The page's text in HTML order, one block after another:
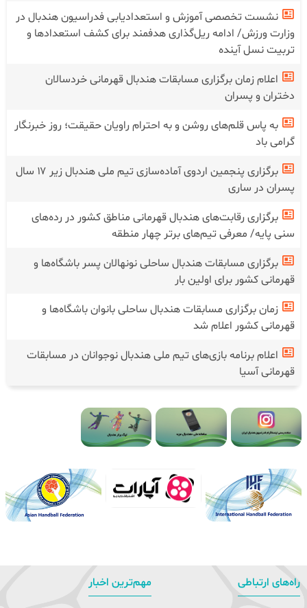
نشست تخصصی آموزش و استعدادیابی فدراسیون هندبال در
وزارت ورزش/ ادامه ریل‌گذاری هدفمند برای کشف استعدادها و
تربیت نسل آینده
اعلام زمان برگزاری مسابقات هندبال قهرمانی خردسالان
دختران و پسران
به پاس قلم‌های روشن و به احترام راویان حقیقت؛ روز خبرنگار
گرامی باد
برگزاری پنجمین اردوی آماده‌سازی تیم ملی هندبال زیر ۱۷ سال
پسران در ساری
برگزاری رقابت‌های هندبال قهرمانی مناطق کشور در رده‌های
سنی پایه/ معرفی تیم‌های برتر چهار منطقه
برگزاری مسابقات هندبال ساحلی نونهالان پسر باشگاه‌ها و
قهرمانی کشور برای اولین بار
زمان برگزاری مسابقات هندبال ساحلی بانوان باشگاه‌ها و
قهرمانی کشور اعلام شد
اعلام برنامه بازی‌های تیم ملی هندبال نوجوانان در مسابقات
قهرمانی آسیا
راه‌های ارتباطی مهم‌ترین اخبار